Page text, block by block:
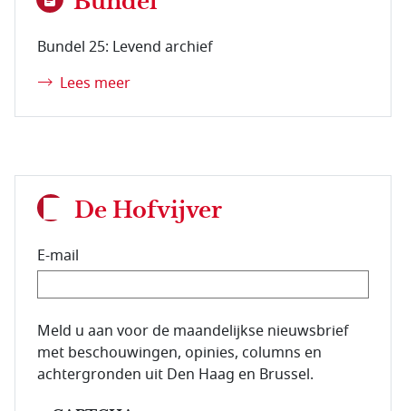
Bundel 25: Levend archief
Lees meer
De Hofvijver
E-mail
E-mailadres van de abonnee.
Meld u aan voor de maandelijkse nieuwsbrief
met beschouwingen, opinies, columns en
achtergronden uit Den Haag en Brussel.